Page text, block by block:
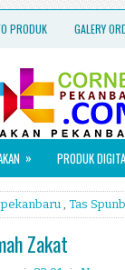
PRODUK GALERY
» PRODUK
, Tas
Zakat